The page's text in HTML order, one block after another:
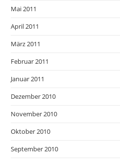
Mai 2011
April 2011
März 2011
Februar 2011
Januar 2011
Dezember 2010
November 2010
Oktober 2010
September 2010